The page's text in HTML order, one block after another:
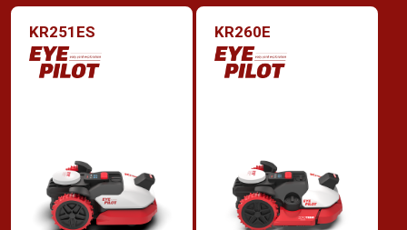
KR251ES KR260E